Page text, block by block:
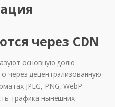
через CDN
основную долю
через децентрализованную
JPEG, PNG, WebP
трафика нынешних